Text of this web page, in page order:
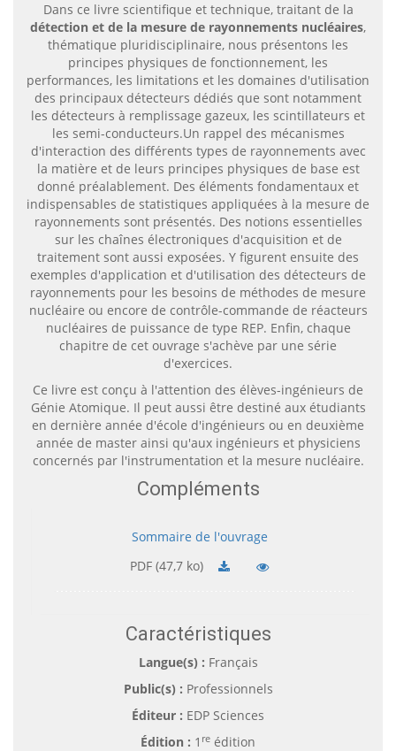
Dans ce livre scientifique et technique, traitant de la
détection et de la mesure de rayonnements nucléaires,
thématique pluridisciplinaire, nous présentons les
principes physiques de fonctionnement, les
performances, les limitations et les domaines d'utilisation
des principaux détecteurs dédiés que sont notamment
les détecteurs à remplissage gazeux, les scintillateurs et
les semi-conducteurs.Un rappel des mécanismes
d'interaction des différents types de rayonnements avec
la matière et de leurs principes physiques de base est
donné préalablement. Des éléments fondamentaux et
indispensables de statistiques appliquées à la mesure de
rayonnements sont présentés. Des notions essentielles
sur les chaînes électroniques d'acquisition et de
traitement sont aussi exposées. Y figurent ensuite des
exemples d'application et d'utilisation des détecteurs de
rayonnements pour les besoins de méthodes de mesure
nucléaire ou encore de contrôle-commande de réacteurs
nucléaires de puissance de type REP. Enfin, chaque
chapitre de cet ouvrage s'achève par une série
d'exercices.
Ce livre est conçu à l'attention des élèves-ingénieurs de
Génie Atomique. Il peut aussi être destiné aux étudiants
en dernière année d'école d'ingénieurs ou en deuxième
année de master ainsi qu'aux ingénieurs et physiciens
concernés par l'instrumentation et la mesure nucléaire.
Compléments
Sommaire de l'ouvrage
PDF (47,7 ko)
Caractéristiques
Langue(s) : Français
Public(s) : Professionnels
Éditeur : EDP Sciences
Édition : 1 re édition